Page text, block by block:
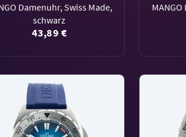
Damenuhr, Swiss Made,
schwarz
43,89 €